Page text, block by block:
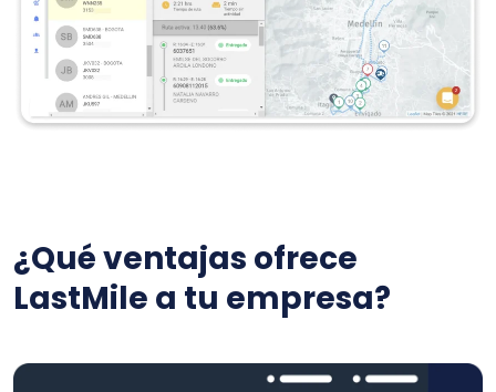
¿Qué ventajas ofrece
LastMile a tu empresa?